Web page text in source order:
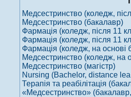
Медсестринство (коледж,
Медсестринство (бакалавр)
Фармація (коледж, після 11
Фармація (коледж, після 11
Фармація (коледж, на основі
Медсестринство (коледж, на
Медсестринство (магістр)
Nursing (Bachelor, distance
Терапія та реабілітація
«Медсестринство» (бакалавр,